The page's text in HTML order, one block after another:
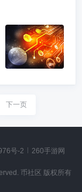
下一页
号-2 260手游网
币社区 版权所有